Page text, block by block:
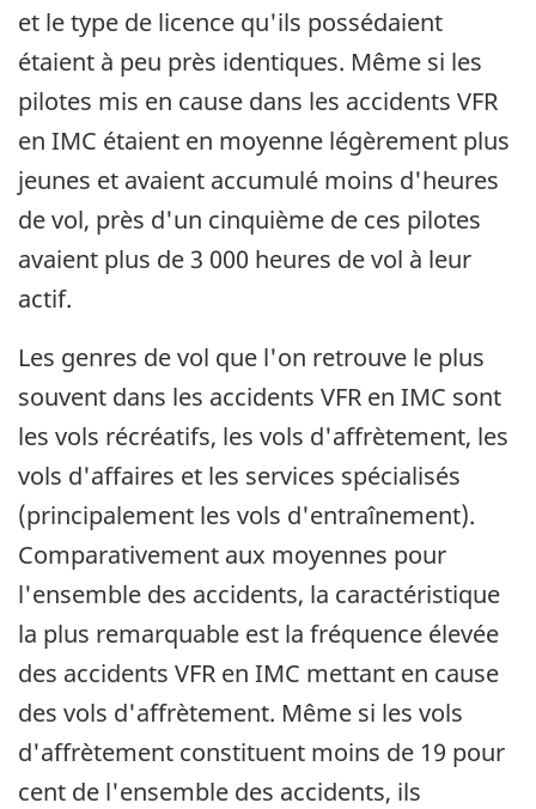
et le type de licence qu'ils possédaient
étaient à peu près identiques. Même si les
pilotes mis en cause dans les accidents VFR
en IMC étaient en moyenne légèrement plus
jeunes et avaient accumulé moins d'heures
de vol, près d'un cinquième de ces pilotes
avaient plus de 3 000 heures de vol à leur
actif.
Les genres de vol que l'on retrouve le plus
souvent dans les accidents VFR en IMC sont
les vols récréatifs, les vols d'affrètement, les
vols d'affaires et les services spécialisés
(principalement les vols d'entraînement).
Comparativement aux moyennes pour
l'ensemble des accidents, la caractéristique
la plus remarquable est la fréquence élevée
des accidents VFR en IMC mettant en cause
des vols d'affrètement. Même si les vols
d'affrètement constituent moins de 19 pour
cent de l'ensemble des accidents, ils